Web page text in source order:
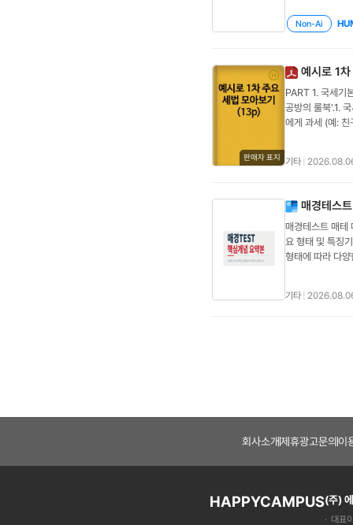
Rehearsal)③
Component)②
식으로 행동하려
오포(Petty &
할 때 소비자는
면 메시지 처리
각각의 활동 범
말합니다. (예:
축한 고유의 특
하는가?[채점 가
(Inimitability)질
인수하여 재무
두 가지 이상의
(Market Growth
급한다.② 별
능성을 선별하
투입한다.정답:
직합니다.질문
이 깊은 변인을
렴 타당도④ 변
입증하는 것이다
지니는지를 동
④[해설] 현재 개
validity)이다.
는 소검사들은
도로 평가하는 '
삭제되었다.)질
한 이해력을 묻
"길에서 주운 편
추에 가장 강력
서 가장 널리
답] ②[해설] 외부
(MMPI)가 개발
적/논리적 제작
McKinley)는 문
Li₂O(b)
조건에서
Fe²⁺와 Fe³⁺의
틸렌의 연소반
(H₂O(l)) =
오.13. 산과 염기
오.14. 기체 반응
L인가?(연결관
해설< 신경심
시공간 기억 평
능) 기능 평가❷
과제 → 전두엽
Non-Ai
판매자 표지
예시로 1
PART 1. 국세기
공방의 룰북'.1.
에게 과세 (예: 친
로운 법을 만들
시기): 세금을 매
순간 자동 스위치
기타
매경테스
매경테스트 매테
요 형태 및 특징
형태에 따라 다
다.- 합자회사중
다.2) 소유와 경
상적인 경영 활
쟁사들의 수, 시
사한 기능을 수
기타
회사소개제휴광고문의 이
HAPPYCAMPUS(주)
대표